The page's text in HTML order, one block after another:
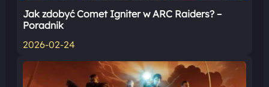
Jak zdobyć Comet Igniter w ARC Raiders? –
Poradnik
2026-02-24